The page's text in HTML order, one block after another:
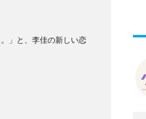
」と、李佳の新しい恋